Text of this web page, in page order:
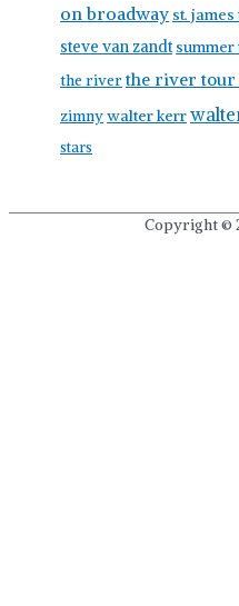
on broadway st.
steve van zandt summer
the riverthe river tour
zimnywalter kerr
stars
Copyright ©